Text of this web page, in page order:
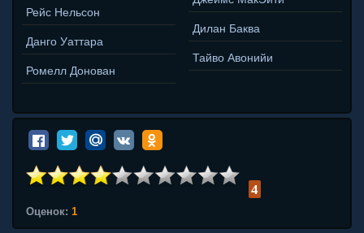
Рейс Нельсон
Данго Уаттара
Ромелл Донован
Дилан Баква
Тайво Авонийи
4
Оценок: 1